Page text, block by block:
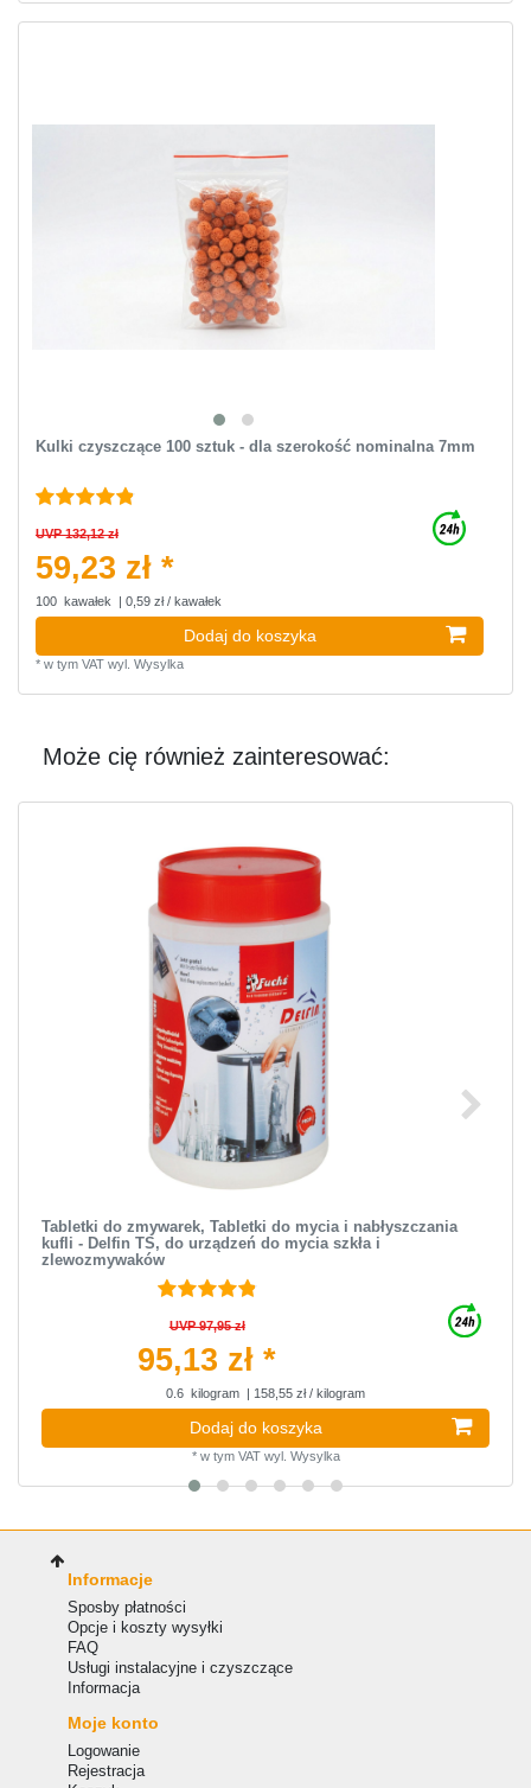
Kulki czyszczące 100 sztuk - dla szerokość nominalna 7mm
UVP 132,12 zł
59,23 zł *
100 kawałek | 0,59 zł / kawałek
Dodaj do koszyka
* w tym VATwyl. Wysylka
Może cię również zainteresować:
Tabletki do zmywarek, Tabletki do mycia i nabłyszczania
kufli - Delfin TS, do urządzeń do mycia szkła i
zlewozmywaków
UVP 97,95 zł
95,13 zł *
0.6 kilogram | 158,55 zł / kilogram
Dodaj do koszyka
* w tym VATwyl. Wysylka
Informacje
Sposby płatności
Opcje i koszty wysyłki
FAQ
Usługi instalacyjne i czyszczące
Informacja
Moje konto
Logowanie
Rejestracja